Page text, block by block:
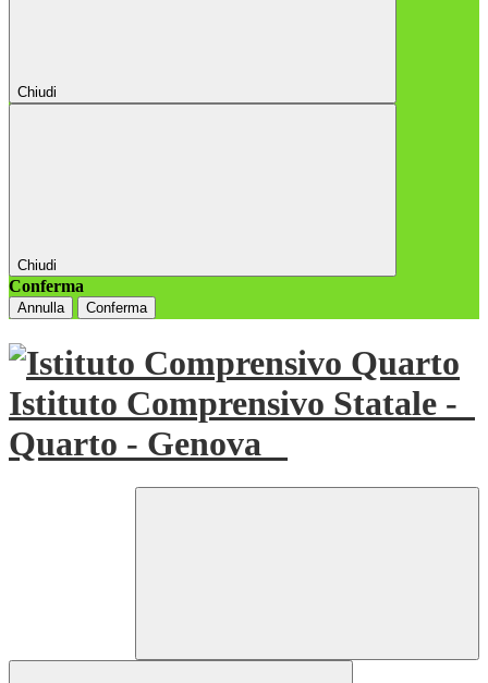
Chiudi
Chiudi
Conferma
Annulla Conferma
Istituto Comprensivo Statale -
Quarto - Genova